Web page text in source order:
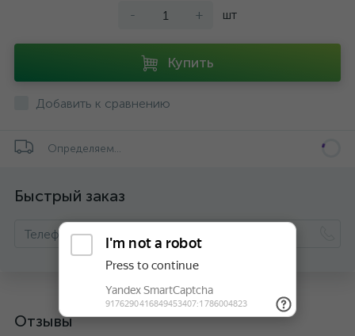
- + шт
Купить
Добавить к сравнению
Определяем...
Быстрый заказ
Отзывы